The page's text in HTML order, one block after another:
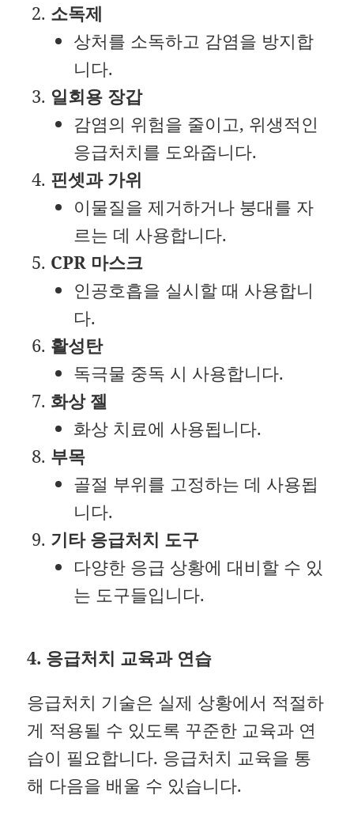
소독제
상처를 소독하고 감염을 방지합
니다.
일회용 장갑
감염의 위험을 줄이고, 위생적인
응급처치를 도와줍니다.
핀셋과 가위
이물질을 제거하거나 붕대를 자
르는 데 사용합니다.
CPR 마스크
인공호흡을 실시할 때 사용합니
다.
활성탄
독극물 중독 시 사용합니다.
화상 젤
화상 치료에 사용됩니다.
부목
골절 부위를 고정하는 데 사용됩
니다.
기타 응급처치 도구
다양한 응급 상황에 대비할 수 있
는 도구들입니다.
4. 응급처치 교육과 연습
응급처치 기술은 실제 상황에서 적절하
게 적용될 수 있도록 꾸준한 교육과 연
습이 필요합니다. 응급처치 교육을 통
해 다음을 배울 수 있습니다.